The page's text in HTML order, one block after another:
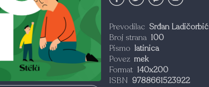
Prevodilac Srđan Ladičorbić
Broj strana 100
Pismo latinica
Povez mek
Format 140x200
ISBN 9788661523922